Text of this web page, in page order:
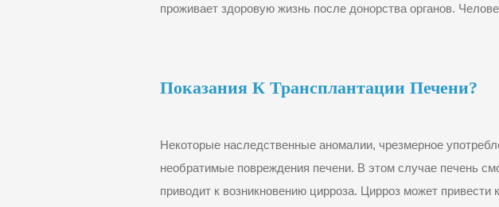
проживает здоровую жизнь после донорства органов.
ПОказания К Трансплантации Печени?
Некоторые наследственные аномалии, чрезмерное
необратимые повреждения печени. В этом случае печень
приводит к возникновению цирроза. Цирроз может